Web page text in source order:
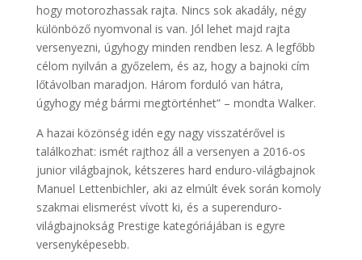
hogy motorozhassak rajta. Nincs sok akadály, négy
különböző nyomvonal is van. Jól lehet majd rajta
versenyezni, úgyhogy minden rendben lesz. A legfőbb
célom nyilván a győzelem, és az, hogy a bajnoki cím
lőtávolban maradjon. Három forduló van hátra,
úgyhogy még bármi megtörténhet” – mondta Walker.
A hazai közönség idén egy nagy visszatérővel is
találkozhat: ismét rajthoz áll a versenyen a 2016-os
junior világbajnok, kétszeres hard enduro-világbajnok
Manuel Lettenbichler, aki az elmúlt évek során komoly
szakmai elismerést vívott ki, és a superenduro-
világbajnokság Prestige kategóriájában is egyre
versenyképesebb.